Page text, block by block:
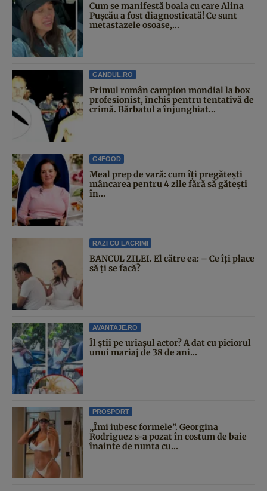
Cum se manifestă boala cu care Alina
Pușcău a fost diagnosticată! Ce sunt
metastazele osoase,...
GANDUL.RO
Primul român campion mondial la box
profesionist, închis pentru tentativă de
crimă. Bărbatul a înjunghiat...
G4FOOD
Meal prep de vară: cum îți pregătești
mâncarea pentru 4 zile fără să gătești
în...
RAZI CU LACRIMI
BANCUL ZILEI. El către ea: – Ce îți place
să ți se facă?
AVANTAJE.RO
Îl știi pe uriașul actor? A dat cu piciorul
unui mariaj de 38 de ani...
PROSPORT
„Îmi iubesc formele”. Georgina
Rodriguez s-a pozat în costum de baie
înainte de nunta cu...